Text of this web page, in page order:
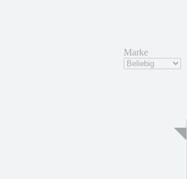
Marke